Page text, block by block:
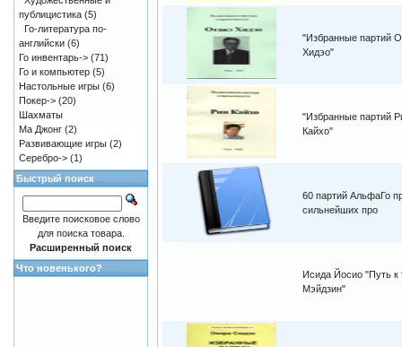
"Избранные партий
Хидэо"
"Избранные партий
Кайхо"
60 партий АльфаГо
сильнейших про
Исида Йосио "Путь к
Мэйдзин"
публицистика (5)
Го-литература по-
английски (6)
Го инвентарь-> (71)
Го и компьютер (5)
Настольные игры (6)
Покер-> (20)
Шахматы
Ма Джонг (2)
Развивающие игры (2)
Серебро-> (1)
Быстрый поиск
Введите поисковое слово
для поиска товара.
Расширенный поиск
Что новенького?